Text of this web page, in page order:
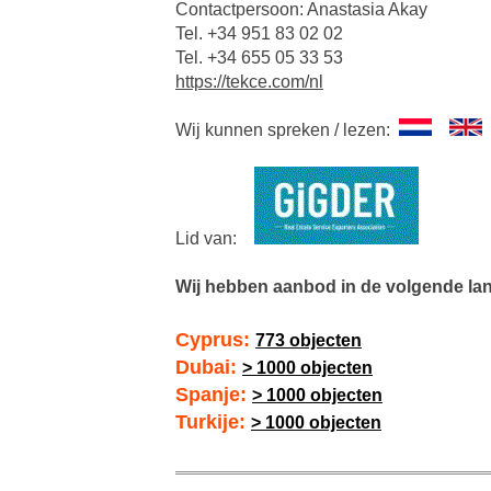
Contactpersoon: Anastasia Akay
Tel. +34 951 83 02 02
Tel. +34 655 05 33 53
https://tekce.com/nl
Wij kunnen spreken / lezen:
Lid van:
Wij hebben aanbod in de volgende
Cyprus: 773 objecten
Dubai: > 1000 objecten
Spanje: > 1000 objecten
Turkije: > 1000 objecten